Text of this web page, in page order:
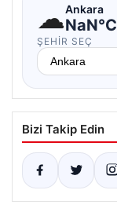
☁Ankara
NaN°C
ŞEHIR SEÇ
Bizi Takip Edin